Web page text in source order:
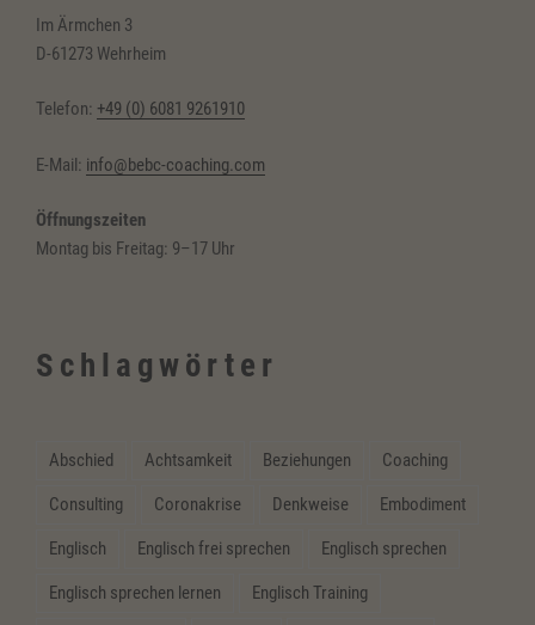
Im Ärmchen 3
D-61273 Wehrheim
Telefon: +49 (0) 6081 9261910
E-Mail: info@bebc-coaching.com
Öffnungszeiten
Montag bis Freitag: 9–17 Uhr
Schlagwörter
Abschied Achtsamkeit Beziehungen Coaching
Consulting Coronakrise Denkweise Embodiment
Englisch Englisch frei sprechen Englisch sprechen
Englisch sprechen lernen Englisch Training